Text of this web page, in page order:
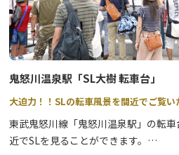
る「市＝いち」が盛んに開催されて
地名が名付けられたといわれています
鬼怒川温泉駅「SL大樹 転車台」
大迫力！！SLの転車風景を間近でご覧い
東武鬼怒川線「鬼怒川温泉駅」の転
近でSLを見ることができます。